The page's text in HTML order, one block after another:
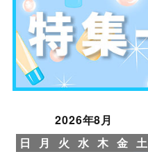
2026年8月
日
月 火 水 木 金 土